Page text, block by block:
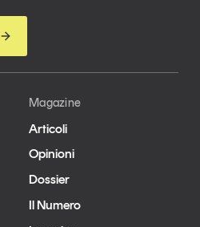
Magazine
Articoli
Opinioni
Dossier
Il Numero